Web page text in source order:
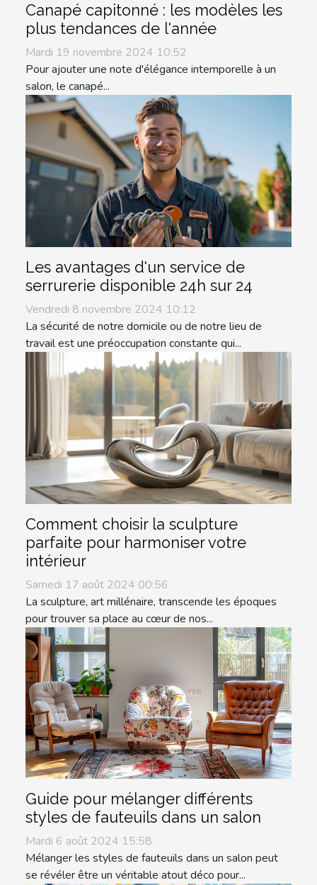
Canapé capitonné : les modèles les
plus tendances de l'année
Mardi 19 novembre 2024 10:52
Pour ajouter une note d'élégance intemporelle à un
salon, le canapé...
Les avantages d'un service de
serrurerie disponible 24h sur 24
Vendredi 8 novembre 2024 10:12
La sécurité de notre domicile ou de notre lieu de
travail est une préoccupation constante qui...
Comment choisir la sculpture
parfaite pour harmoniser votre
intérieur
Samedi 17 août 2024 00:56
La sculpture, art millénaire, transcende les époques
pour trouver sa place au cœur de nos...
Guide pour mélanger différents
styles de fauteuils dans un salon
Mardi 6 août 2024 15:58
Mélanger les styles de fauteuils dans un salon peut
se révéler être un véritable atout déco pour...